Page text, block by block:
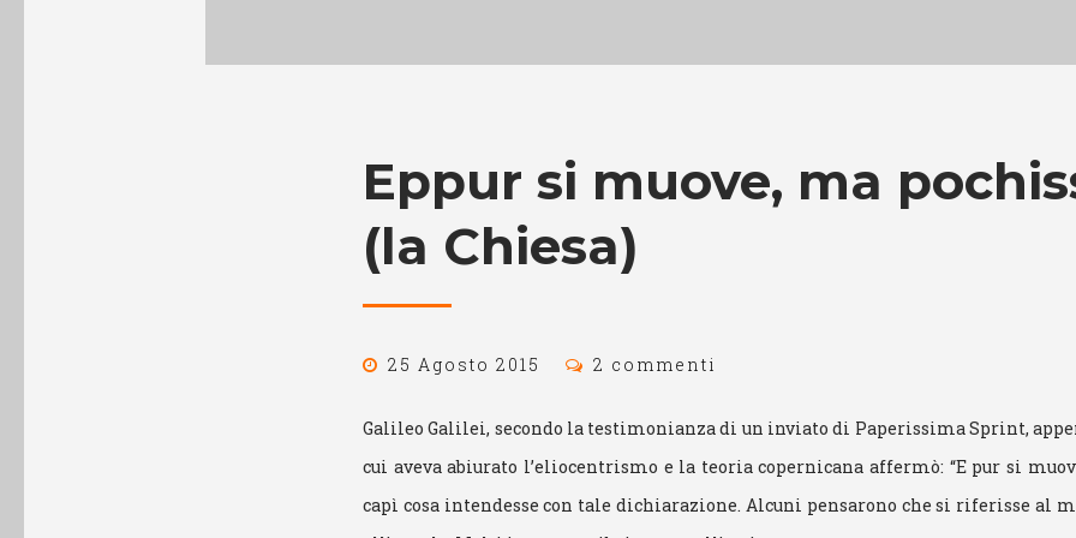
Eppur si muove, ma
(la Chiesa)
25 Agosto 2015 2 commenti
Galileo Galilei, secondo la testimonianza di un inviato di Paperissima Sprint,
cui aveva abiurato l’eliocentrismo e la teoria copernicana affermò: “E pur si
capì cosa intendesse con tale dichiarazione. Alcuni pensarono che si riferisse al